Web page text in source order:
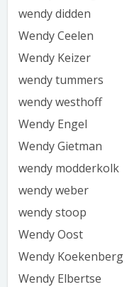
wendy didden
Wendy Ceelen
Wendy Keizer
wendy tummers
wendy westhoff
Wendy Engel
Wendy Gietman
wendy modderkolk
wendy weber
wendy stoop
Wendy Oost
Wendy Koekenberg
Wendy Elbertse